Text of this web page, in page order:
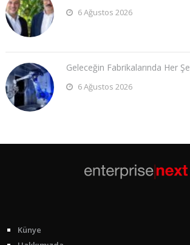
6 Ağustos 2026
Geleceğin Fabrikalarında Her
6 Ağustos 2026
Künye